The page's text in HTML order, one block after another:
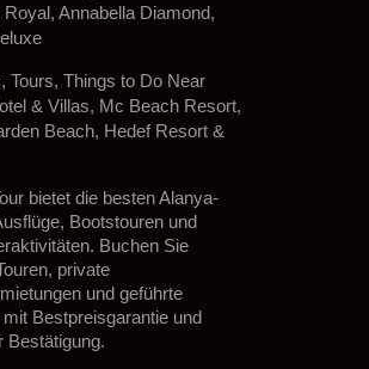
Annabella Diamond,
Tours, Things to Do Near
& Villas, Mc Beach Resort,
Beach, Hedef Resort &
bietet die besten Alanya-
Bootstouren und
Buchen Sie
private
und geführte
Bestpreisgarantie und
Bestätigung.